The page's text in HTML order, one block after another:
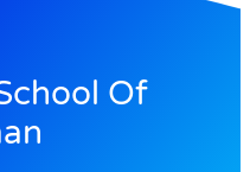
Of